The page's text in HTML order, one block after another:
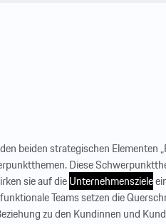
beiden strategischen Elementen
Diese
sie auf dieUnternehmensziele
Teams setzen die
zu den Kundinnen und